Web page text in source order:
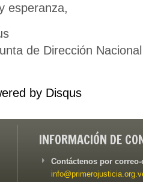
esperanza,
de Dirección Nacional
by Disqus
INFORMACIÓN DE
Contáctenos por